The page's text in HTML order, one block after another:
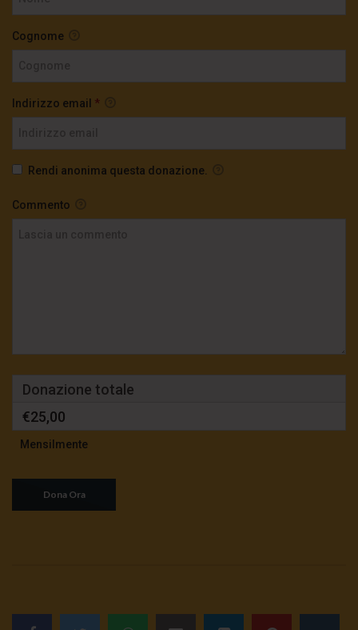
Cognome
Indirizzo email *
Rendi anonima questa donazione.
Commento
Donazione totale
€25,00
Mensilmente